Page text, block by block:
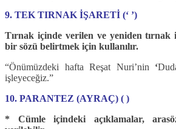
9. TEK TIRNAK İŞARETİ (‘ ’)
Tırnak içinde verilen ve yeniden tırnak
bir sözü belirtmek için kullanılır.
“Önümüzdeki hafta Reşat Nuri’nin ‘
işleyeceğiz.”
10. PARANTEZ (AYRAÇ) ( )
* Cümle içindeki açıklamalar,